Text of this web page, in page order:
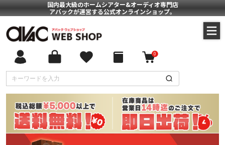
国内最大級のホームシアター&オーディオ専門店
アバックが運営する公式オンラインショップ。
0